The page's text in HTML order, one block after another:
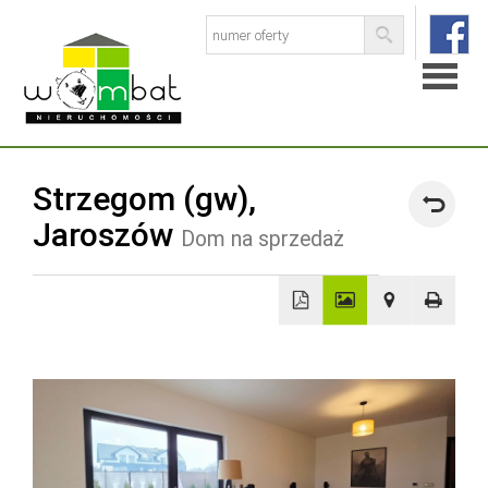
Strona
Strzegom (gw),
Jaroszów Dom na sprzedaż
−